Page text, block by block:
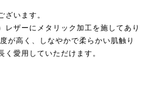
ざいます。
レザーにメタリック加工を施してあり
が高く、しなやかで柔らかい肌触り
愛用していただけます。